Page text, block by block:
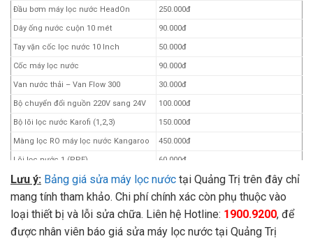
Đầu bơm máy lọc nước HeadOn 250.000đ
Dây ống nước cuộn 10 mét 90.000đ
Tay vặn cốc lọc nước 10 Inch 50.000đ
Cốc máy lọc nước 90.000đ
Van nước thải – Van Flow 300 30.000đ
Bộ chuyển đổi nguồn 220V sang 24V 100.000đ
Bộ lõi lọc nước Karofi (1,2,3) 150.000đ
Màng lọc RO máy lọc nước Kangaroo 450.000đ
Lõi lọc nước 1 (PPE) 60.000đ
Lõi lọc nước 2 (UDF – GAC) 100.000đ
Lõi lọc nước 3 (CTO) 100.000 – 800.000đ
Lõi lọc nước 4 (RO) 450.000 – 550.000đ
Lõi lọc nước 5 (CLT33) 200.000 – 300.000đ
Lưu ý: Bảng giá sửa máy lọc nước tại Quảng Trị trên đây chỉ
mang tính tham khảo. Chi phí chính xác còn phụ thuộc vào
loại thiết bị và lỗi sửa chữa. Liên hệ Hotline: 1900.9200, để
được nhân viên báo giá sửa máy lọc nước tại Quảng Trị